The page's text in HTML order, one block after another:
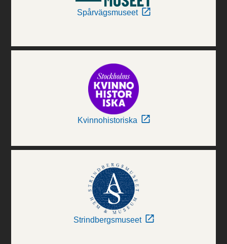
Spårvägsmuseet
Kvinnohistoriska
Strindbergsmuseet